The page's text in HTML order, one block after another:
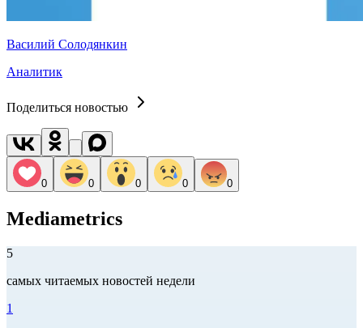
Василий Солодянкин
Аналитик
Поделиться новостью
0 0 0 0 0
Mediametrics
5
самых читаемых новостей недели
1